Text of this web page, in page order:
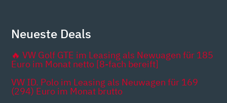
Neueste Deals
🔥 VW Golf GTE im Leasing als Newuagen für 185
Euro im Monat netto [8-fach bereift]
VW ID. Polo im Leasing als Neuwagen für 169
(294) Euro im Monat brutto